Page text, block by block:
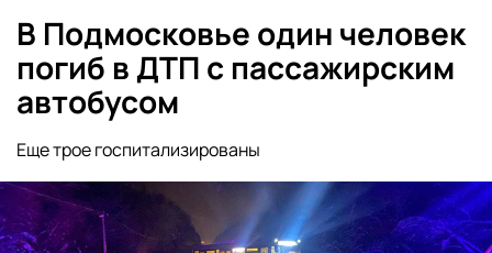
В Подмосковье один человек
погиб в ДТП с пассажирским
автобусом
Еще трое госпитализированы